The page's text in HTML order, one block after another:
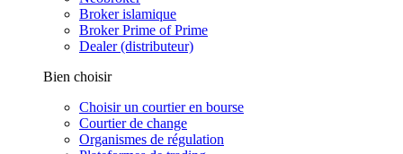
Broker islamique
Broker Prime of Prime
Dealer (distributeur)
Bien choisir
Choisir un courtier en bourse
Courtier de change
Organismes de régulation